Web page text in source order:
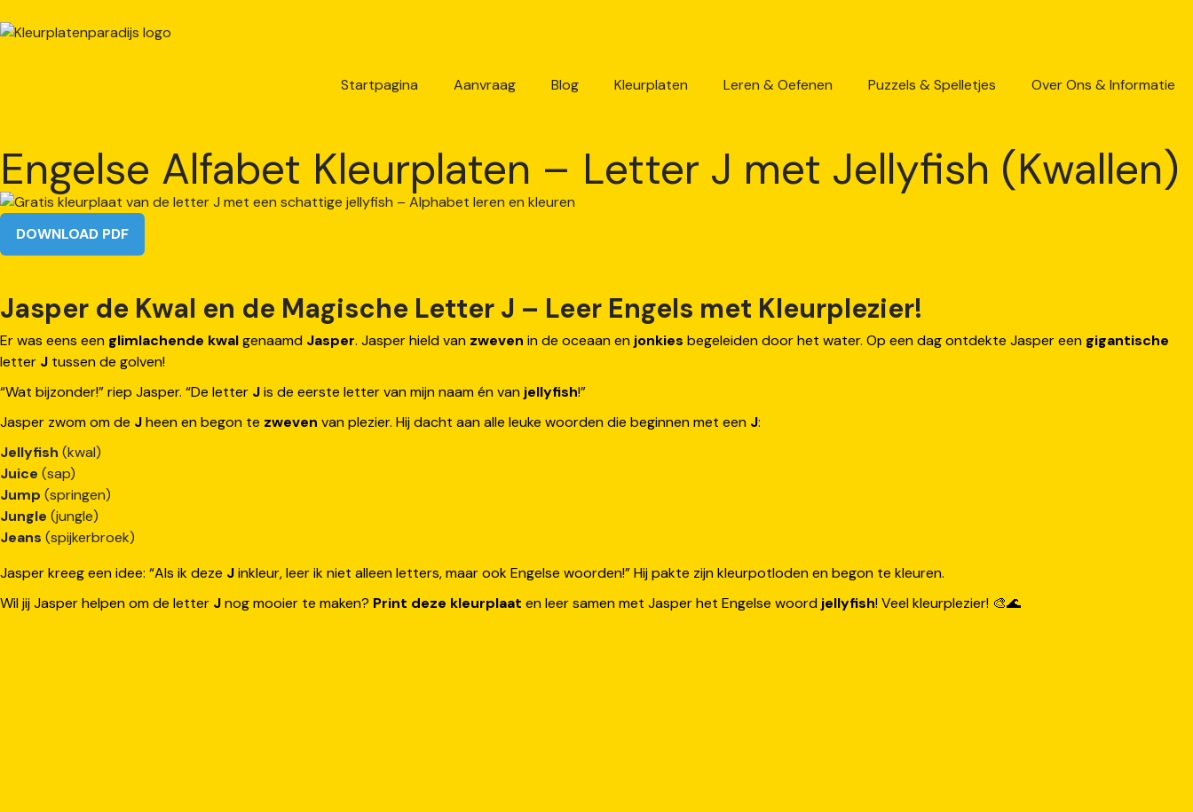
Startpagina Aanvraag Blog Kleurplaten Leren & Oefenen Puzzels & Spelletjes Over Ons & Informatie
Engelse Alfabet Kleurplaten – Letter J met Jellyfish (Kwallen)
DOWNLOAD PDF
Jasper de Kwal en de Magische Letter J – Leer Engels met Kleurplezier!
Er was eens een glimlachende kwalgenaamd Jasper. Jasper hield van zweven in de oceaan en jonkies begeleiden door het water. Op een dag ontdekte Jasper een gigantische
letter J tussen de golven!
“Wat bijzonder!” riep Jasper. “De letter Jis de eerste letter van mijn naam én van jellyfish!”
Jasper zwom om de Jheen en begon te zweven van plezier. Hij dacht aan alle leuke woorden die beginnen met een J:
Jellyfish (kwal)
Juice (sap)
Jump (springen)
Jungle (jungle)
Jeans (spijkerbroek)
Jasper kreeg een idee: “Als ik deze Jinkleur, leer ik niet alleen letters, maar ook Engelse woorden!” Hij pakte zijn kleurpotloden en begon te kleuren.
Wil jij Jasper helpen om de letter Jnog mooier te maken? Print deze kleurplaat en leer samen met Jasper het Engelse woord jellyfish! Veel kleurplezier! 🎨🌊